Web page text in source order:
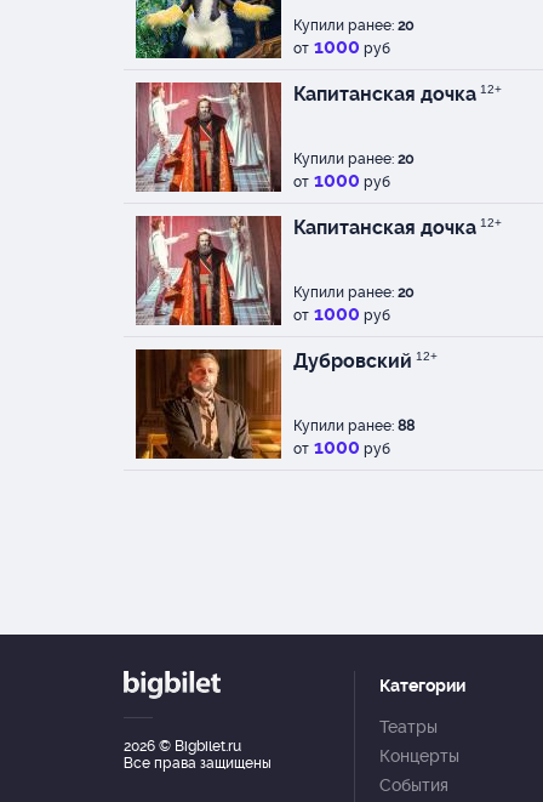
Купили ранее: 20
от 1000 руб
Капитанская дочка 12+
Купили ранее: 20
от 1000 руб
Капитанская дочка 12+
Купили ранее: 20
от 1000 руб
Дубровский 12+
Купили ранее: 88
от 1000 руб
2026 © Bigbilet.ru
Все права защищены
Категории
Театры
Концерты
События